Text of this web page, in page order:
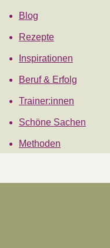
Blog
Rezepte
Inspirationen
Beruf & Erfolg
Trainer:innen
Schöne Sachen
Methoden